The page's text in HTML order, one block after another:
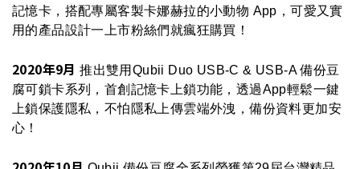
記憶卡，搭配專屬客製卡娜赫拉的小動物 App，可愛又實
用的產品設計一上市粉絲們就瘋狂購買！
2020年9月 推出雙用Qubii Duo USB-C & USB-A 備份豆
腐可鎖卡系列，首創記憶卡上鎖功能，透過App輕鬆一鍵
上鎖保護隱私，不怕隱私上傳雲端外洩，備份資料更加安
心！